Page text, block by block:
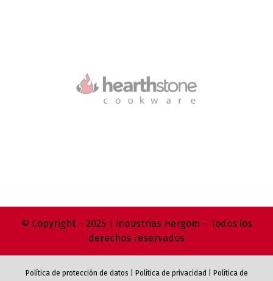
© Copyright – 2025 | Industrias Hergom – Todos los
derechos reservados
Política de protección de datos Política de privacidad
Política de